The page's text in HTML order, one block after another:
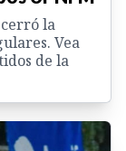
la
Vea
de la